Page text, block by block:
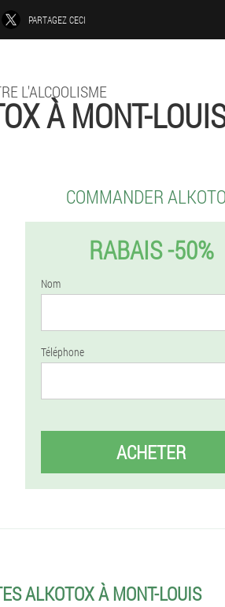
PARTAGEZ CECI
L'ALCOOLISME
À MONT-
COMMANDER
RABAIS -50%
Nom
Téléphone
ACHETER
ALKOTOX À MONT-LOUIS